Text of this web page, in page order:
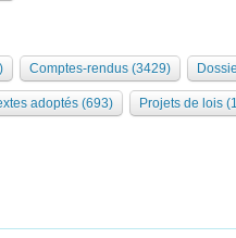
Comptes-rendus (3429)
adoptés (693) Projets de lois